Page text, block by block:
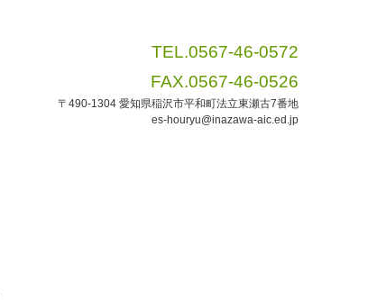
TEL.0567-46-0572
FAX.0567-46-0526
〒490-1304 愛知県稲沢市平和町法立東瀬古7番地
es-houryu@inazawa-aic.ed.jp